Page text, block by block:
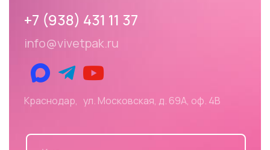
+7 (938) 431 11 37
info@vivetpak.ru
Краснодар, ул. Московская, д. 69А, оф. 4В